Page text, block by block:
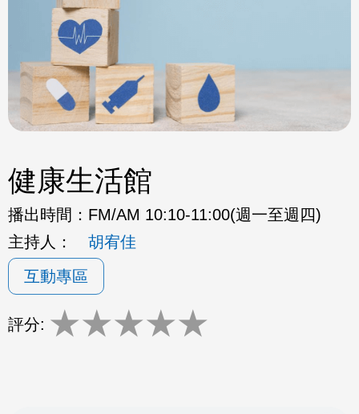
健康生活館
播出時間： FM/AM 10:10-11:00(週一至週四)
主持人：
胡宥佳
互動專區
評分: ★★★★★